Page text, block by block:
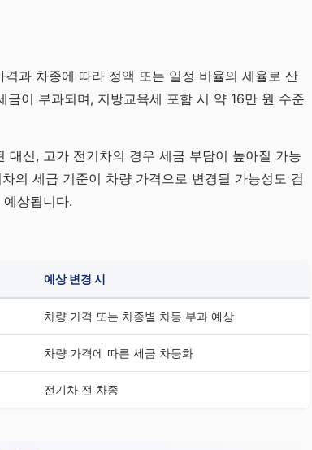
과 차종에 따라 정액 또는 일정 비율의 세율로 산
이 부과되며, 지방교육세 포함 시 약 16만 원 수준
신, 고가 전기차의 경우 세금 부담이 높아질 가능
의 세금 기준이 차량 가격으로 변경될 가능성도 검
상됩니다.
예상 변경 시
차량 가격 또는 차종별 차등 부과 예상
차량 가격에 따른 세금 차등화
전기차 전 차종